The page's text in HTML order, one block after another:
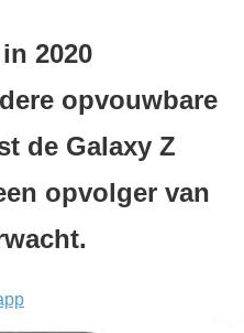
2020
opvouwbare
de Galaxy Z
opvolger van